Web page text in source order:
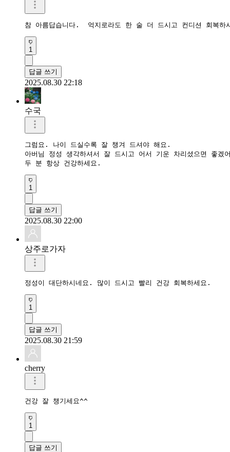
참 아름답습니다.  억지로라도 한 술 더 드시고 컨디션 회복하
1
답글 쓰기
2025.08.30 22:18
수국
그럼요. 나이 드실수록 잘 챙겨 드셔야 해요.
아버님 정성 생각하셔서 잘 드시고 어서 기운 차리셨으면 좋겠
두 분 항상 건강하세요.
1
답글 쓰기
2025.08.30 22:00
상주로가자
정성이 대단하시네요. 많이 드시고 빨리 건강 회복하세요.
1
답글 쓰기
2025.08.30 21:59
cherry
건강 잘 챙기세요^^
1
답글 쓰기